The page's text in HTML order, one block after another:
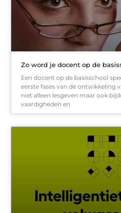
Zo word je docent op de
Een docent op de basisschool
eerste fases van de ontwikkeling
niet alleen lesgeven maar ook
vaardigheden en